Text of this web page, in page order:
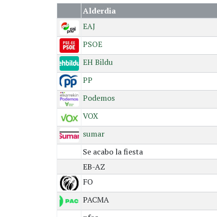
Alderdia
EAJ
PSOE
EH Bildu
PP
Podemos
VOX
sumar
Se acabo la fiesta
EB-AZ
FO
PACMA